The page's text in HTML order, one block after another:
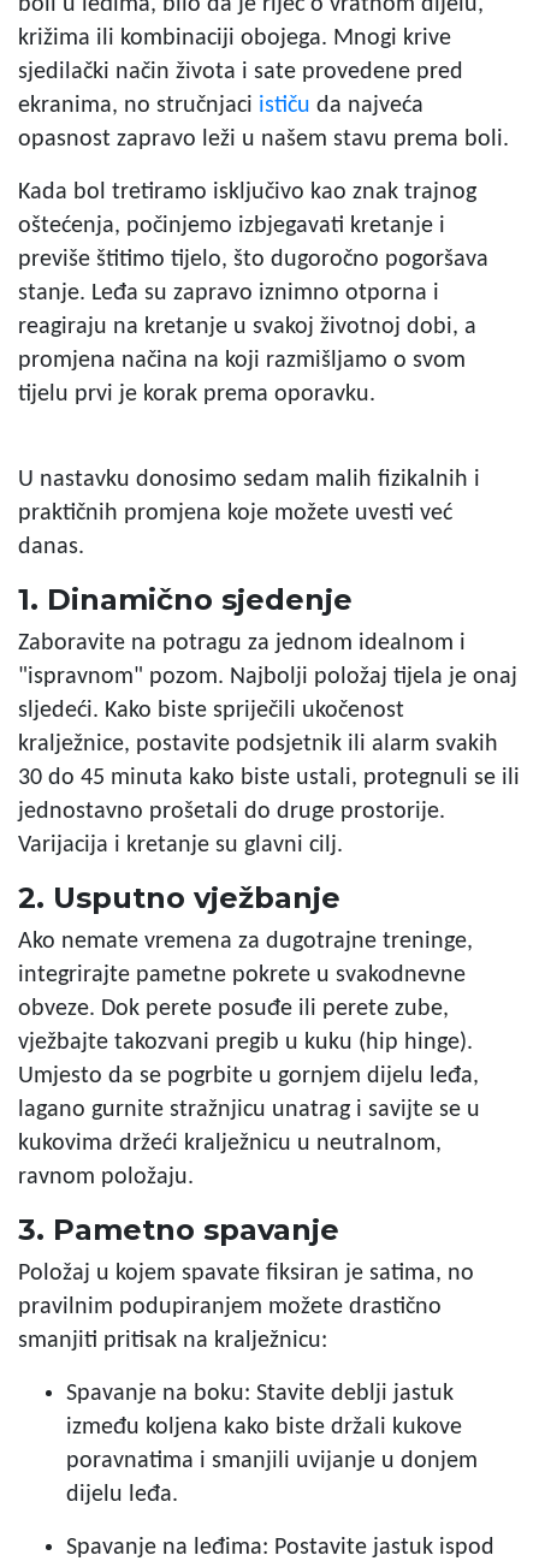
križima ili kombinaciji obojega. Mnogi krive
sjedilački način života i sate provedene pred
ekranima, no stručnjaci ističu da najveća
opasnost zapravo leži u našem stavu prema boli.
Kada bol tretiramo isključivo kao znak trajnog
oštećenja, počinjemo izbjegavati kretanje i
previše štitimo tijelo, što dugoročno pogoršava
stanje. Leđa su zapravo iznimno otporna i
reagiraju na kretanje u svakoj životnoj dobi, a
promjena načina na koji razmišljamo o svom
tijelu prvi je korak prema oporavku.
U nastavku donosimo sedam malih fizikalnih i
praktičnih promjena koje možete uvesti već
danas.
1. Dinamično sjedenje
Zaboravite na potragu za jednom idealnom i
"ispravnom" pozom. Najbolji položaj tijela je onaj
sljedeći. Kako biste spriječili ukočenost
kralježnice, postavite podsjetnik ili alarm svakih
30 do 45 minuta kako biste ustali, protegnuli se ili
jednostavno prošetali do druge prostorije.
Varijacija i kretanje su glavni cilj.
2. Usputno vježbanje
Ako nemate vremena za dugotrajne treninge,
integrirajte pametne pokrete u svakodnevne
obveze. Dok perete posuđe ili perete zube,
vježbajte takozvani pregib u kuku (hip hinge).
Umjesto da se pogrbite u gornjem dijelu leđa,
lagano gurnite stražnjicu unatrag i savijte se u
kukovima držeći kralježnicu u neutralnom,
ravnom položaju.
3. Pametno spavanje
Položaj u kojem spavate fiksiran je satima, no
pravilnim podupiranjem možete drastično
smanjiti pritisak na kralježnicu:
Spavanje na boku: Stavite deblji jastuk
između koljena kako biste držali kukove
poravnatima i smanjili uvijanje u donjem
dijelu leđa.
Spavanje na leđima: Postavite jastuk ispod